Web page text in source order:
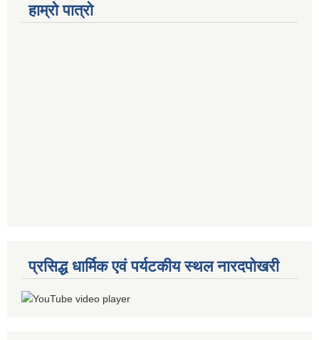
हाम्रो पात्रो
प्रसिद्ध धार्मिक एवं पर्यटकीय स्थल नारदपोखरी